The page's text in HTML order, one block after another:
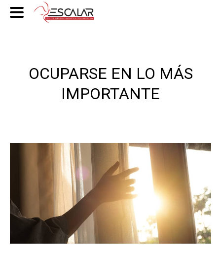
OCUPARSE EN LO MÁS
IMPORTANTE